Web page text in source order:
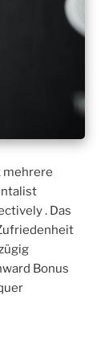
mehrere
. Das
Bonus